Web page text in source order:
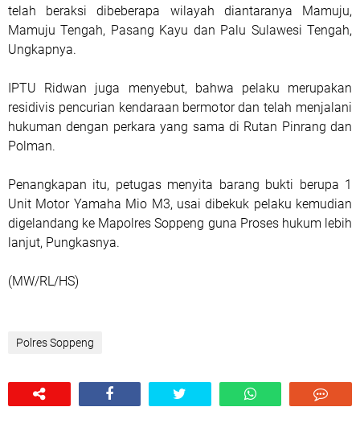
telah beraksi dibeberapa wilayah diantaranya Mamuju,
Mamuju Tengah, Pasang Kayu dan Palu Sulawesi Tengah,
Ungkapnya.
IPTU Ridwan juga menyebut, bahwa pelaku merupakan
residivis pencurian kendaraan bermotor dan telah menjalani
hukuman dengan perkara yang sama di Rutan Pinrang dan
Polman.
Penangkapan itu, petugas menyita barang bukti berupa 1
Unit Motor Yamaha Mio M3, usai dibekuk pelaku kemudian
digelandang ke Mapolres Soppeng guna Proses hukum lebih
lanjut, Pungkasnya.
(MW/RL/HS)
Polres Soppeng